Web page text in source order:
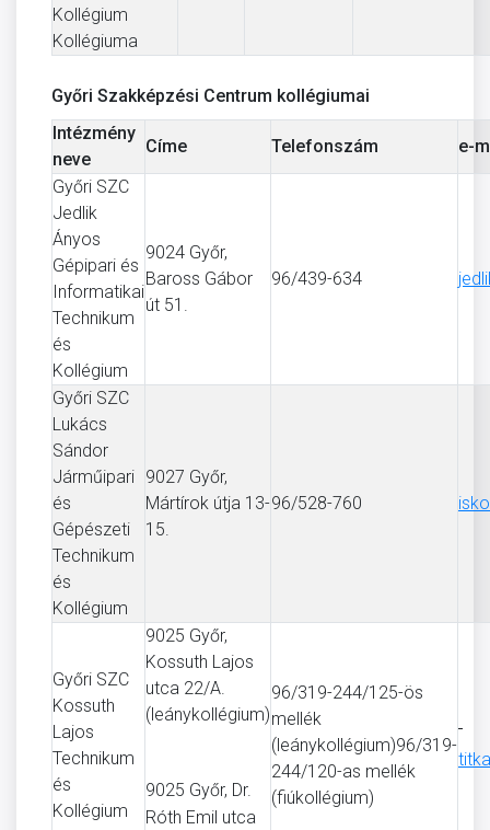
Kollégium
Kollégiuma
Győri Szakképzési Centrum kollégiumai
Intézmény
neve
Címe Telefonszám
e-
Győri SZC
Jedlik
Ányos
Gépipari és
Informatikai
Technikum
és
Kollégium
9024 Győr,
Baross Gábor
út 51.
96/439-634
Győri SZC
Lukács
Sándor
Járműipari
és
Gépészeti
Technikum
és
Kollégium
9027 Győr,
Mártírok útja 13-
15.
96/528-760
Győri SZC
Kossuth
Lajos
Technikum
és
Kollégium
9025 Győr,
Kossuth Lajos
utca 22/A.
(leánykollégium)
9025 Győr, Dr.
Róth Emil utca
96/319-244/125-ös
mellék
(leánykollégium)96/319-
244/120-as mellék
(fiúkollégium)